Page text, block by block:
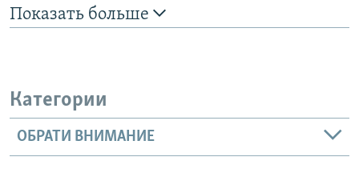
Показать больше
Категории
ОБРАТИ ВНИМАНИЕ